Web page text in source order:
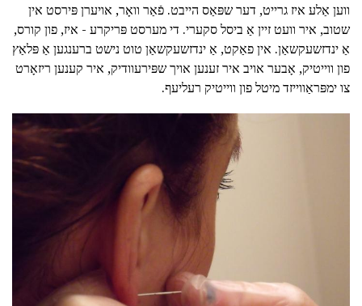
ווען אַלע איז גרייט, דער שפּאַס הייבט. פֿאַר וואָר, אויערן פּירסט אין
שטוב, איר וועט זיין אַ ביסל סקערי. די מערסט פּריקרע - איז, פון קורס,
אַ ינדזשעקשאַן. אין פאַקט, אַ ינדזשעקשאַן טוט נישט ברענגען אַ פּלאַץ
פון ווייטיק, אָבער אויב איר זענען אויך שפּירעוודיק, איר קענען ריזאָרט
צו ימפּראַווייזד מיטל פון ווייטיק רעליעף.